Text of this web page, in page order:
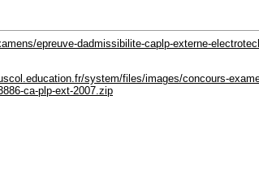
epreuve-dadmissibilite-caplp-externe-
system/files/images/concours-
ca-plp-ext-2007.zip